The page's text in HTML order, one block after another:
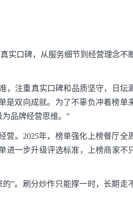
实口碑，从服务细节到经营理念不
，注重真实口碑和品质坚守，日坛
是双向成就。为了不辜负冲着榜单
品牌经营思维。”
。2025年，榜单强化上榜餐厅全
进一步升级评选标准，上榜商家不
”。刷分炒作只能撑一时，长期走